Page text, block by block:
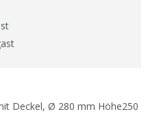
Deckel, Ø 280 mm Höhe250